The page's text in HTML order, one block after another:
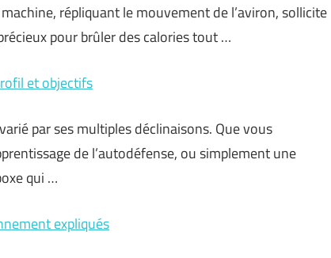
répliquant le mouvement de l’aviron, sollicite
pour brûler des calories tout …
et objectifs
par ses multiples déclinaisons. Que vous
de l’autodéfense, ou simplement une
qui …
expliqués